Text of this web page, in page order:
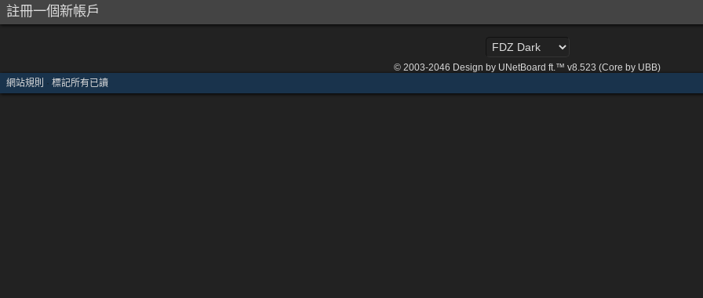
註冊一個新帳戶
© 2003-2046 Design by UNetBoard ft.™ v8.523 (Core by UBB)
網站規則 · 標記所有已讀